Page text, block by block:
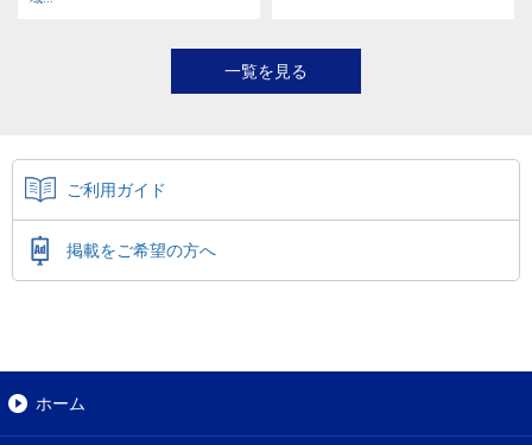
一覧を見る
ご利用ガイド
掲載をご希望の方へ
ホーム